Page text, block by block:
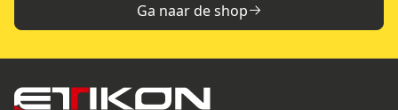
Ga naar de shop